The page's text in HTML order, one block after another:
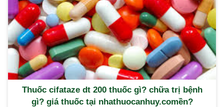
Thuốc cifataze dt 200 thuốc gì? chữa trị bệnh
gì? giá thuốc tại nhathuocanhuy.comền?